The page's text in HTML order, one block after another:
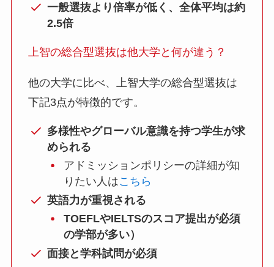
一般選抜より倍率が低く、全体平均は約
2.5倍
上智の総合型選抜は他大学と何が違う？
他の大学に比べ、上智大学の総合型選抜は
下記3点が特徴的です。
多様性やグローバル意識を持つ学生が求
められる
アドミッションポリシーの詳細が知
りたい人はこちら
英語力が重視される
TOEFLやIELTSのスコア提出が必須
の学部が多い）
面接と学科試問が必須